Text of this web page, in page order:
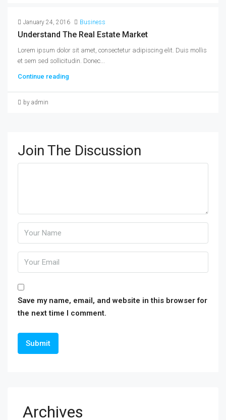
January 24, 2016 Business
Understand The Real Estate Market
Lorem ipsum dolor sit amet, consectetur adipiscing elit. Duis mollis
et sem sed sollicitudin. Donec...
Continue reading
by admin
Join The Discussion
Save my name, email, and website in this browser for
the next time I comment.
Archives